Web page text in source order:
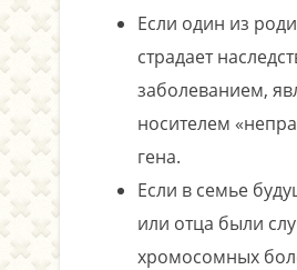
Если один из
страдает
заболеванием,
носителем
гена.
Если в семье
или отца были
хромосомных